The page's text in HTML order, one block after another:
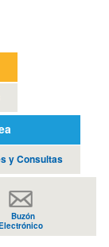
y Consultas
Buzón